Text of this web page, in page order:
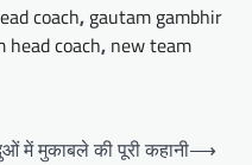
coach, gautam gambhir
head coach, new team
में मुकाबले की पूरी कहानी⟶